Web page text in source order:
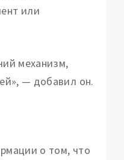
или
механизм,
— добавил он.
о том, что